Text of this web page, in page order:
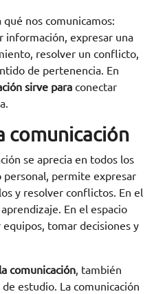
qué nos comunicamos:
información, expresar una
resolver un conflicto,
de pertenencia. En
sirve para conectar
comunicación
se aprecia en todos los
personal, permite expresar
y resolver conflictos. En el
En el espacio
tomar decisiones y
comunicación, también
estudio. La comunicación